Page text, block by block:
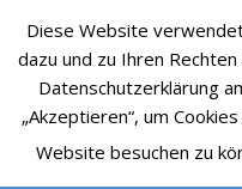
SKI-CLUB
Diese Website
dazu und zu Ihren
Datenschutzerklärung
„Akzeptieren“, um
Website besuchen zu